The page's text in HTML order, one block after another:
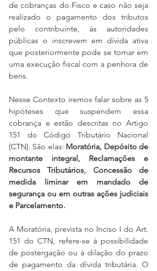
de cobranças do Fisco e caso não seja
realizado o pagamento dos tributos
pelo contribuinte, às autoridades
públicas o inscrevem em dívida ativa
que posteriormente pode se tornar em
uma execução fiscal com a penhora de
bens.
Nesse Contexto iremos falar sobre as 5
hipóteses que suspendem essa
cobrança e estão descritas no Artigo
151 do Código Tributário Nacional
(CTN). São elas: Moratória, Depósito de
montante integral, Reclamações e
Recursos Tributários, Concessão de
medida liminar em mandado de
segurança ou em outras ações judiciais
e Parcelamento.
A Moratória, prevista no Inciso I do Art.
151 do CTN, refere-se à possibilidade
de postergação ou à dilação do prazo
de pagamento da dívida tributária. O